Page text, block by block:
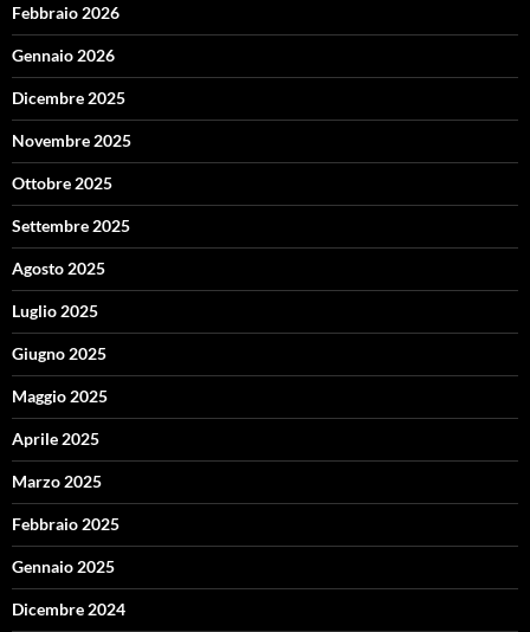
Febbraio 2026
Gennaio 2026
Dicembre 2025
Novembre 2025
Ottobre 2025
Settembre 2025
Agosto 2025
Luglio 2025
Giugno 2025
Maggio 2025
Aprile 2025
Marzo 2025
Febbraio 2025
Gennaio 2025
Dicembre 2024